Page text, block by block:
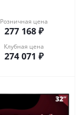
Розничная цена
277 168 ₽
Клубная цена
274 071 ₽